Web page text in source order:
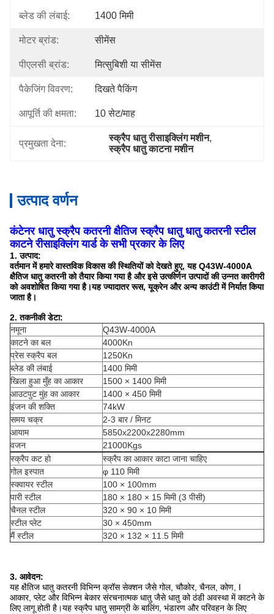
ब्लेड की लंबाई: 1400 मिमी
मोटर ब्रांड: सीमेंस
पीएलसी ब्रांड: मित्सुबिशी या सीमेंस
पैकेजिंग विवरण: दिखते पैकिंग
आपूर्ति की क्षमता: 10 सेट/माह
प्रमुखता देना:
स्क्रैप धातु रीसाइक्लिंग मशीन,
स्क्रैप धातु काटना मशीन
उत्पाद वर्णन
कंटेनर धातु स्क्रैप कतरनी क्षैतिज स्क्रैप धातु धातु कतरनी स्टील
काटने रीसाइक्लिंग यार्ड के सभी प्रकार के लिए
1. उत्पाद:
वर्तमान में हमारे वास्तविक विकास की स्थितियों को देखते हुए, यह Q43W-4000A
क्षैतिज धातु कतरनी को तैयार किया गया है और इसे उत्कीर्णन उत्पादों की उन्नत कारीगरी
को अवशोषित किया गया है।यह ज्यादातर रूस, यूक्रेन और अन्य काउंटी में निर्यात किया
जाता है।
2. तकनीकी डेटा:
नमूना
Q43W-4000A
काटने का बल
4000Kn
प्रेस स्क्रैप बल
1250Kn
ब्लेड की लंबाई
1400 मिमी
खिला हुआ मुँह का आकार
1500 × 1400 मिमी
आउटपुट मुंह का आकार
1400 × 450 मिमी
इंजन की शक्ति
74kW
समय चक्र
2-3 बार / मिनट
आयाम
5850x2200x2280mm
वजन
21000Kgs
स्क्रैप कट हो
स्क्रैप का आकार काटा जाना चाहिए
गोल इस्पात
φ 110 मिमी
स्क्वायर स्टील
100 × 100mm
पारी स्टील
180 × 180 × 15 मिमी (3 पीसी)
चैनल स्टील
320 × 90 × 10 मिमी
स्टील प्लेट
30 × 450mm
मैं स्टील
320 × 132 × 11.5 मिमी
3. आवेदन:
यह क्षैतिज धातु कतरनी विभिन्न क्रॉस सेक्शन जैसे गोल, चौकोर, चैनल, कोण, I
आकार, प्लेट और विभिन्न बेकार संरचनात्मक धातु जैसे धातु को ठंडी अवस्था में काटने के
लिए लागू होती है।यह स्क्रैप धातु सामग्री के बालिंग, भंडारण और परिवहन के लिए